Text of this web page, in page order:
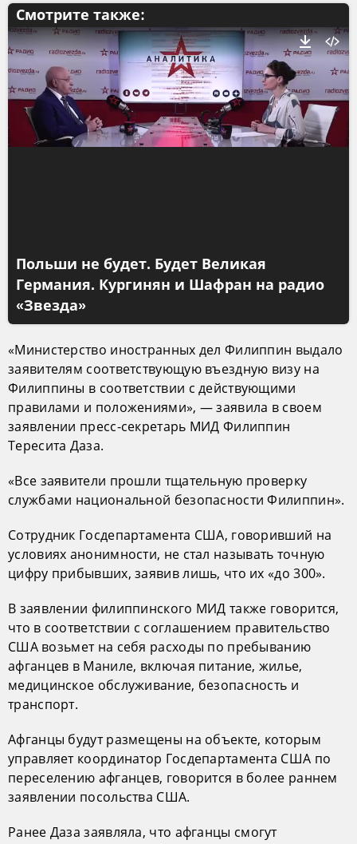
Смотрите также:
Польши не будет. Будет Великая
Германия. Кургинян и Шафран на радио
«Звезда»
«Министерство иностранных дел Филиппин выдало
заявителям соответствующую въездную визу на
Филиппины в соответствии с действующими
правилами и положениями», — заявила в своем
заявлении пресс-секретарь МИД Филиппин
Тересита Даза.
«Все заявители прошли тщательную проверку
службами национальной безопасности Филиппин».
Сотрудник Госдепартамента США, говоривший на
условиях анонимности, не стал называть точную
цифру прибывших, заявив лишь, что их «до 300».
В заявлении филиппинского МИД также говорится,
что в соответствии с соглашением правительство
США возьмет на себя расходы по пребыванию
афганцев в Маниле, включая питание, жилье,
медицинское обслуживание, безопасность и
транспорт.
Афганцы будут размещены на объекте, которым
управляет координатор Госдепартамента США по
переселению афганцев, говорится в более раннем
заявлении посольства США.
Ранее Даза заявляла, что афганцы смогут